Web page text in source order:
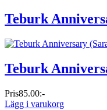
Teburk
Teburk
Pris85.00:-
Lägg i varukorg